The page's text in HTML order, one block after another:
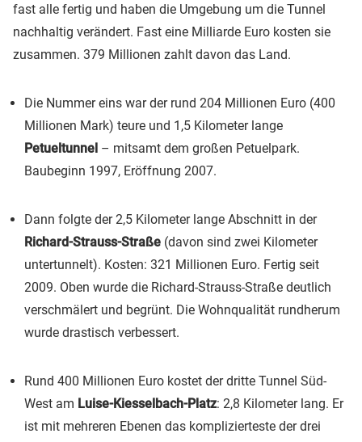
fast alle fertig und haben die Umgebung um die Tunnel
nachhaltig verändert. Fast eine Milliarde Euro kosten sie
zusammen. 379 Millionen zahlt davon das Land.
Die Nummer eins war der rund 204 Millionen Euro (400
Millionen Mark) teure und 1,5 Kilometer lange
Petueltunnel – mitsamt dem großen Petuelpark.
Baubeginn 1997, Eröffnung 2007.
Dann folgte der 2,5 Kilometer lange Abschnitt in der
Richard-Strauss-Straße (davon sind zwei Kilometer
untertunnelt). Kosten: 321 Millionen Euro. Fertig seit
2009. Oben wurde die Richard-Strauss-Straße deutlich
verschmälert und begrünt. Die Wohnqualität rundherum
wurde drastisch verbessert.
Rund 400 Millionen Euro kostet der dritte Tunnel Süd-
West am Luise-Kiesselbach-Platz: 2,8 Kilometer lang. Er
ist mit mehreren Ebenen das komplizierteste der drei